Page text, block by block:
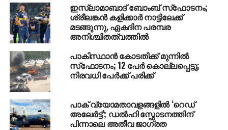
UP NEXT
ഗുജറാത്തിനെ കയ്യിലെടുത്ത് രാഹുല്‍ ഗാന്ധി
മടങ്ങി; അമിത് ഷാക്കും മോദിക്കും കടുത്ത
വിമര്‍ശനം
DON'T MISS
പി.സി ജോര്‍ജ് എംഎല്‍എക്കെതിരെ
കേസെടുക്കാന്‍ കോടതി ഉത്തരവ്
ഇസ്ലാമാബാദ് ബോംബ് സ്‌ഫോടനം;
ശ്രീലങ്കന്‍ കളിക്കാര്‍ നാട്ടിലേക്ക്
മടങ്ങുന്നു, ഏകദിന പരമ്പര
അനിശ്ചിതത്വത്തില്‍
പാകിസ്ഥാന്‍ കോടതിക്ക് മുന്നില്‍
സ്‌ഫോടനം; 12 പേര്‍ കൊല്ലപ്പെട്ടു;
നിരവധി പേര്‍ക്ക് പരിക്ക്
പാക് വ്യോമതാവളങ്ങളിൽ ‘റെഡ്
അലേർട്ട്’; ഡൽഹി സ്ഫോടനത്തിന്
പിന്നാലെ അതീവ ജാഗ്രത